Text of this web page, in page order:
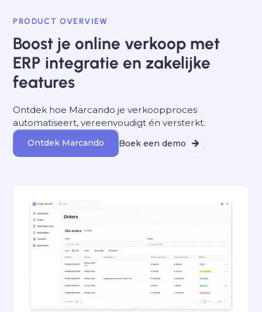
PRODUCT OVERVIEW
Boost je online verkoop met
ERP integratie en zakelijke
features
Ontdek hoe Marcando je verkoopproces
automatiseert, vereenvoudigt én versterkt.
Ontdek Marcando Boek een demo